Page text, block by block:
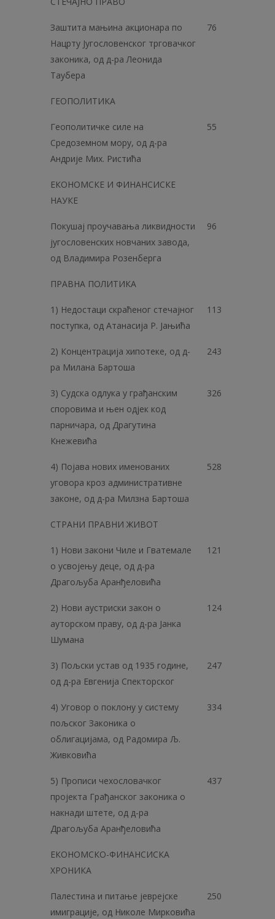
Заштита мањина акционара по
Нацрту Југословенског трговачког
законика, од д-ра Леонида
Таубера
76
ГЕОПОЛИТИКА
Геополитичке силе на
Средоземном мору, од д-ра
Андрије Мих. Ристића
55
ЕКОНОМСКЕ И ФИНАНСИСКЕ
НАУКЕ
Покушај проучавања ликвидности
југословенских новчаних завода,
од Владимира Розенберга
96
ПРАВНА ПОЛИТИКА
1) Недостаци скраћеног стечајног
поступка, од Атанасија Р. Јањића
113
2) Концентрација хипотеке, од д-
ра Милана Бартоша
243
3) Судска одлука у грађанским
споровима и њен одјек код
парничара, од Драгутина
Кнежевића
326
4) Појава нових именованих
уговора кроз административне
законе, од д-ра Милзна Бартоша
528
СТРАНИ ПРАВНИ ЖИВОТ
1) Нови закони Чиле и Гватемале
о усвојењу деце, од д-ра
Драгољуба Аранђеловића
121
2) Нови аустриски закон о
ауторском праву, од д-ра Јанка
Шумана
124
3) Пољски устав од 1935 године,
од д-ра Евгенија Спекторског
247
4) Уговор о поклону у систему
пољског Законика о
облигацијама, од Радомира Љ.
Живковића
334
5) Прописи чехословачког
пројекта Грађанског законика о
накнади штете, од д-ра
Драгољуба Аранђеловића
437
ЕКОНОМСКО-ФИНАНСИСКА
ХРОНИКА
Палестина и питање јеврејске
имиграције, од Николе Мирковића
250